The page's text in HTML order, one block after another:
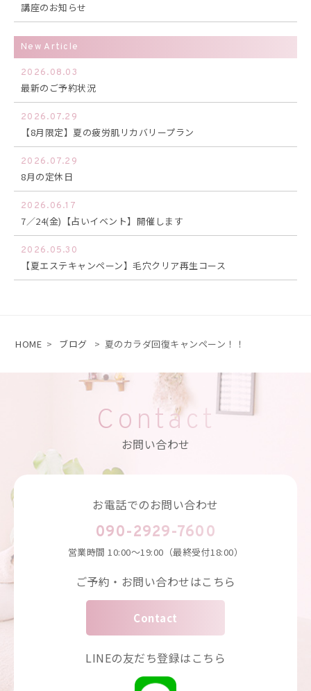
講座のお知らせ
New Article
2026.08.03
最新のご予約状況
2026.07.29
【8月限定】夏の疲労肌リカバリープラン
2026.07.29
8月の定休日
2026.06.17
7／24(金)【占いイベント】開催します
2026.05.30
【夏エステキャンペーン】毛穴クリア再生コース
HOME > ブログ > 夏のカラダ回復キャンペーン！！
Contact
お問い合わせ
お電話でのお問い合わせ
090-2929-7600
営業時間10:00～19:00（最終受付18:00）
ご予約・お問い合わせはこちら
Contact
LINEの友だち登録はこちら